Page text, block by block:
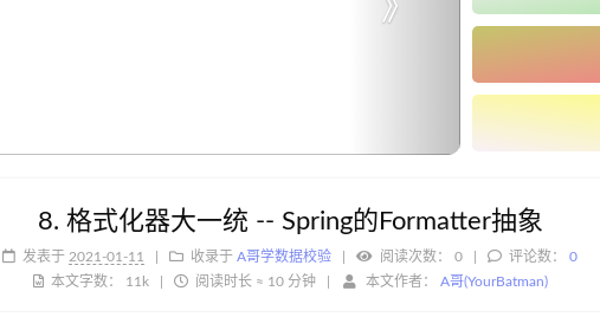
8. 格式化器大一统 -- Spring的Formatter抽象
发表于 2021-01-11 收录于 A哥学数据校验 阅读次数： 0 评论数：
0
本文字数：
11k 阅读时长 ≈ 10 分钟 本文作者： A哥(YourBatman)